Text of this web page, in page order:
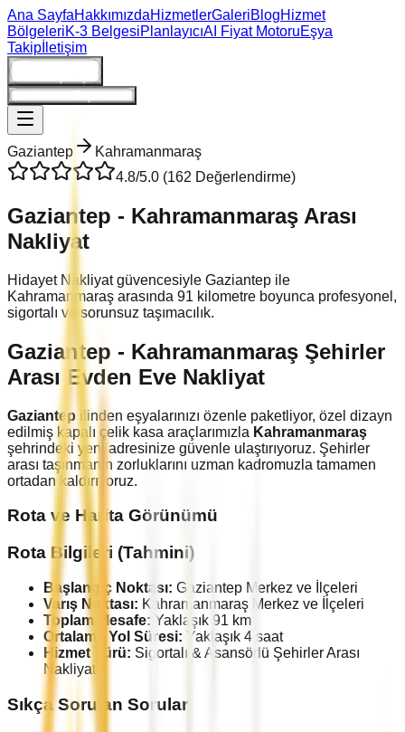
Ana SayfaHakkımızdaHizmetlerGaleriBlogHizmet
BölgeleriK-3 BelgesiPlanlayıcıAI Fiyat MotoruEşya
Takip İletişim
Gaziantep
Kahramanmaraş
4.8/5.0 (162 Değerlendirme)
Gaziantep - Kahramanmaraş Arası
Nakliyat
Hidayet Nakliyat güvencesiyle Gaziantep ile
Kahramanmaraş arasında 91 kilometre boyunca profesyonel,
sigortalı ve sorunsuz taşımacılık.
Gaziantep - Kahramanmaraş Şehirler
Arası Evden Eve Nakliyat
Gaziantep ilinden eşyalarınızı özenle paketliyor, özel dizayn
edilmiş kapalı çelik kasa araçlarımızla Kahramanmaraş
şehrindeki yeni adresinize güvenle ulaştırıyoruz. Şehirler
arası taşınmanın zorluklarını uzman kadromuzla tamamen
ortadan kaldırıyoruz.
Rota ve Harita Görünümü
Rota Bilgileri (Tahmini)
Başlangıç Noktası: Gaziantep Merkez ve İlçeleri
Varış Noktası: Kahramanmaraş Merkez ve İlçeleri
Toplam Mesafe: Yaklaşık 91 km
Ortalama Yol Süresi: Yaklaşık 4 saat
Hizmet Türü: Sigortalı & Asansörlü Şehirler Arası
Nakliyat
Sıkça Sorulan Sorular